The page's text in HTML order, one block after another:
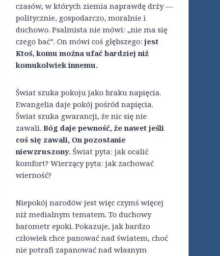
czasów, w których ziemia naprawdę drży —
politycznie, gospodarczo, moralnie i
duchowo. Psalmista nie mówi: „nie ma się
czego bać”. On mówi coś głębszego:jest
Ktoś, komu można ufać bardziej niż
komukolwiek innemu.
Świat szuka pokoju jako braku napięcia.
Ewangelia daje pokój pośród napięcia.
Świat szuka gwarancji, że nic się nie
zawali. Bóg daje pewność, że nawet jeśli
coś się zawali, On pozostanie
niewzruszony. Świat pyta: jak ocalić
komfort? Wierzący pyta: jak zachować
wierność?
Niepokój narodów jest więc czymś więcej
niż medialnym tematem. To duchowy
barometr epoki. Pokazuje, jak bardzo
człowiek chce panować nad światem, choć
nie potrafi zapanować nad własnym